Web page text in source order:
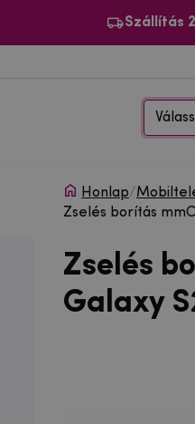
Szállítás
Honlap/
Zselés borítás
Zselés
Galaxy